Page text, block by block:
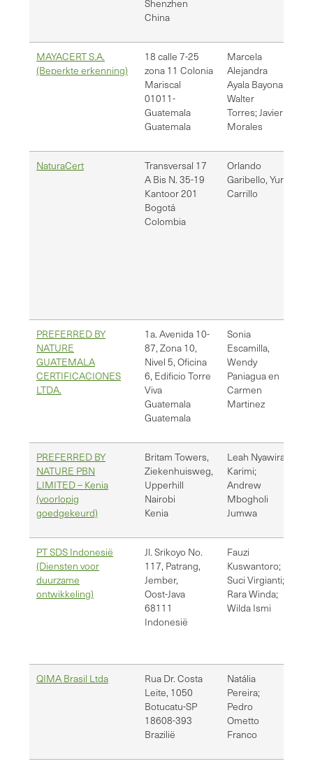
Shenzhen
China
MAYACERT S.A.
(Beperkte erkenning)
18 calle 7-25
zona 11 Colonia
Mariscal
01011-
Guatemala
Guatemala
Marcela
Alejandra
Ayala Bayona;
Walter
Torres; Javier
Morales
NaturaCert
Transversal 17
A Bis N. 35-19
Kantoor 201
Bogotá
Colombia
Orlando
Garibello, Yuri
Carrillo
PREFERRED BY
NATURE
GUATEMALA
CERTIFICACIONES
LTDA.
1a. Avenida 10-
87, Zona 10,
Nivel 5, Oficina
6, Edificio Torre
Viva
Guatemala
Guatemala
Sonia
Escamilla,
Wendy
Paniagua en
Carmen
Martinez
PREFERRED BY
NATURE PBN
LIMITED – Kenia
(voorlopig
goedgekeurd)
Britam Towers,
Ziekenhuisweg,
Upperhill
Nairobi
Kenia
Leah Nyawira
Karimi;
Andrew
Mbogholi
Jumwa
PT SDS Indonesië
(Diensten voor
duurzame
ontwikkeling)
Jl. Srikoyo No.
117, Patrang,
Jember,
Oost-Java
68111
Indonesië
Fauzi
Kuswantoro;
Suci Virgianti;
Rara Winda;
Wilda Ismi
QIMA Brasil Ltda
Rua Dr. Costa
Leite, 1050
Botucatu-SP
18608-393
Brazilië
Natália
Pereira;
Pedro
Ometto
Franco